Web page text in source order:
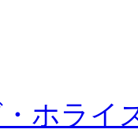
ホライ